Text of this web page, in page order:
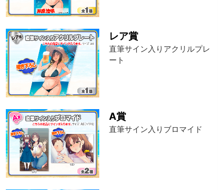
レア賞
直筆サイン入りアクリルプレ
ート
A賞
直筆サイン入りブロマイド